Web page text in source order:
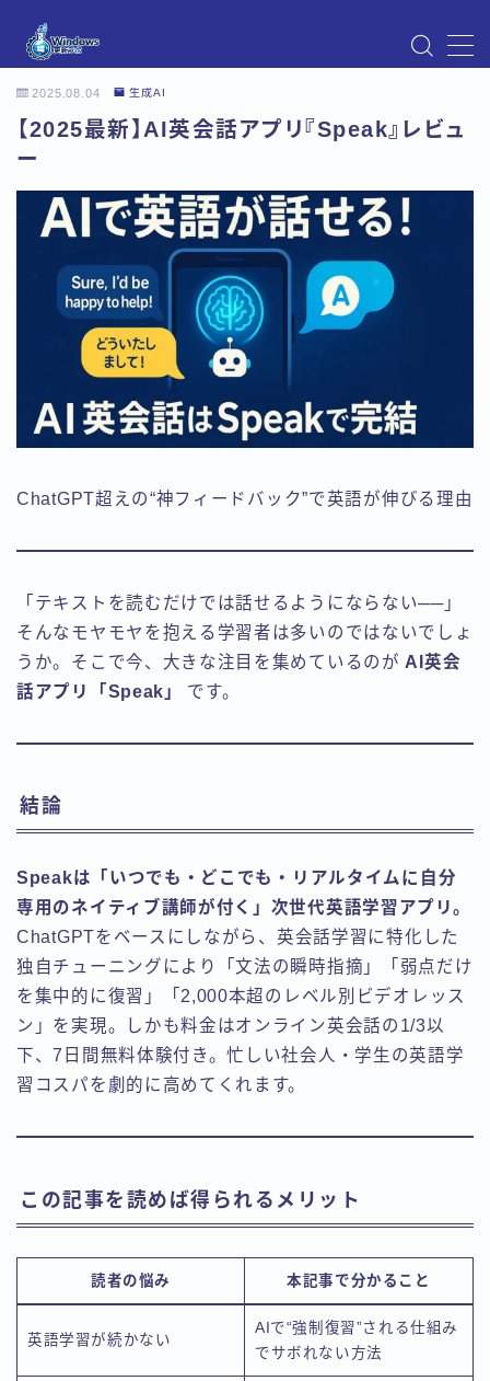
Instagram
Windows Updateの不具合・エラー対処法まとめ
【Windows11対応】
アクセス
お問い合わせ
デモプリセット記事 Part07
トップページ
プライバシーポリシー
プロフィール
メニュー
利用規約／特定商取引法に基づく表記
有料記事の決済完了ページ
2025.08.04 生成AI
【2025最新】AI英会話アプリ『Speak』レビュ
ー
ChatGPT超えの“神フィードバック”で英語が伸びる理由
「テキストを読むだけでは話せるようにならない──」
そんなモヤモヤを抱える学習者は多いのではないでしょ
うか。そこで今、大きな注目を集めているのが AI英会
話アプリ「Speak」
です。
結論
Speakは「いつでも・どこでも・リアルタイムに自分
専用のネイティブ講師が付く」次世代英語学習アプリ。
ChatGPTをベースにしながら、英会話学習に特化した
独自チューニングにより「文法の瞬時指摘」「弱点だけ
を集中的に復習」「2,000本超のレベル別ビデオレッス
ン」を実現。しかも料金はオンライン英会話の1/3以
下、7日間無料体験付き。忙しい社会人・学生の英語学
習コスパを劇的に高めてくれます。
この記事を読めば得られるメリット
読者の悩み 本記事で分かること
英語学習が続かない
AIで“強制復習”される仕組み
でサボれない方法